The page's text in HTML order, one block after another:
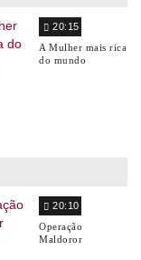
20:15
A Mulher mais rica
do mundo
20:10
Operação
Maldoror